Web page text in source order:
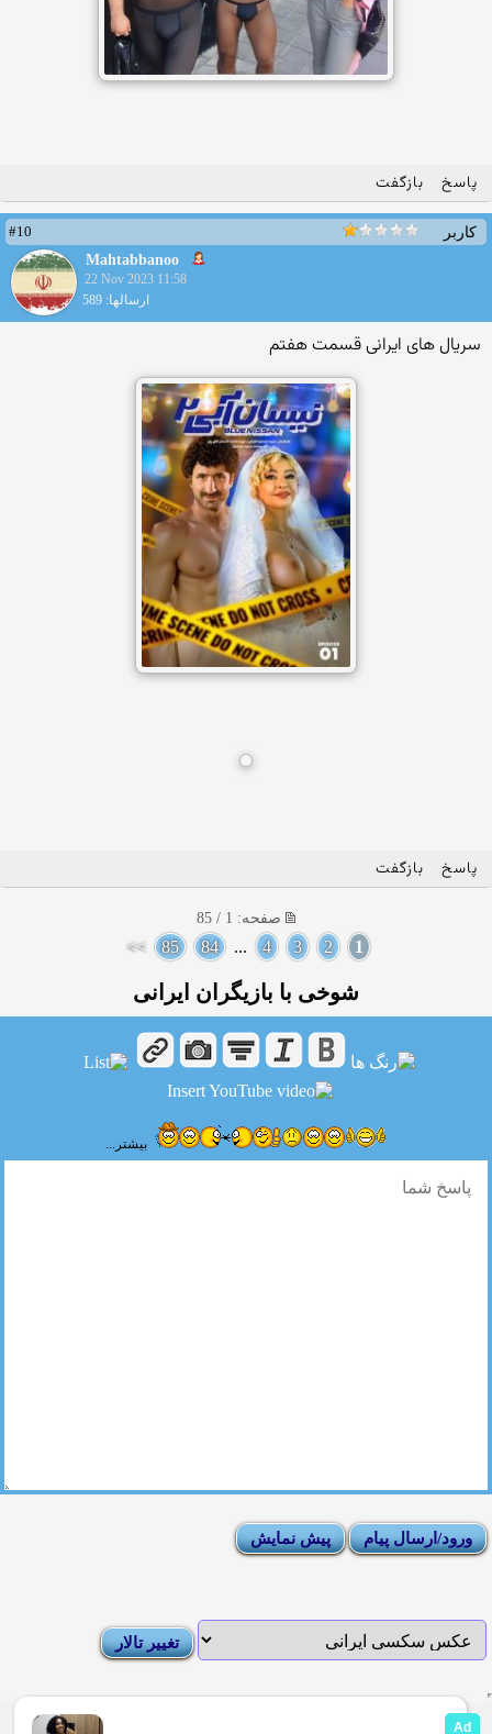
پاسخ بازگفت
کاربر
#10
Mahtabbanoo
22 Nov 2023 11:58
ارسالها: 589
سریال های ایرانی قسمت هفتم
پاسخ بازگفت
صفحه: 1 / 85
1
2
3
4
...
84
85
>>
شوخی با بازیگران ایرانی
بیشتر...